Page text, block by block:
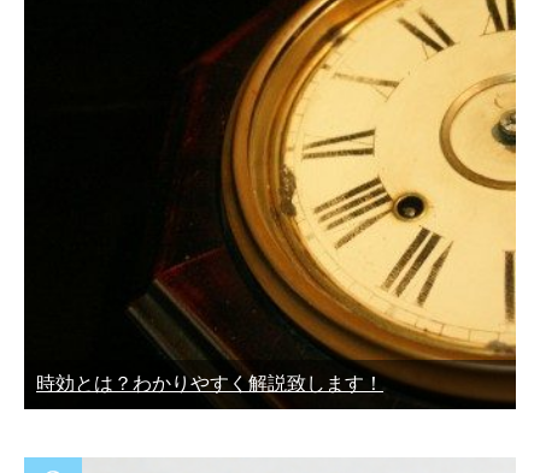
時効とは？わかりやすく解説致します！